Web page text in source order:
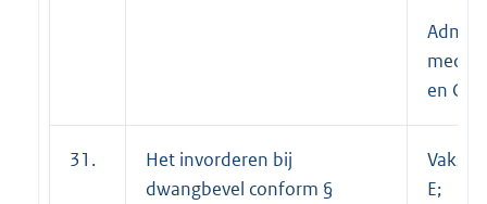
en C
31.
Het invorderen bij
dwangbevel conform §
E;